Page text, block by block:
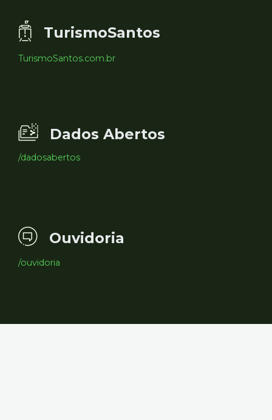
TurismoSantos
TurismoSantos.com.br
Dados Abertos
/dadosabertos
Ouvidoria
/ouvidoria